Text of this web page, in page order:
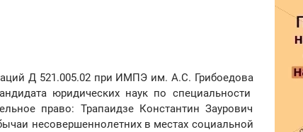
Д 521.005.02 при ИМПЭ им. А.С. Грибоедова
юридических наук по специальности
право: Трапаидзе Константин Заурович
несовершеннолетних в местах социальной